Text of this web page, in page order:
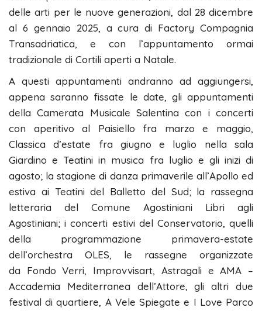
delle arti per le nuove generazioni, dal 28 dicembre
al 6 gennaio 2025, a cura di Factory Compagnia
Transadriatica, e con l’appuntamento ormai
tradizionale di Cortili aperti a Natale.
A questi appuntamenti andranno ad aggiungersi,
appena saranno fissate le date, gli appuntamenti
della Camerata Musicale Salentina con i concerti
con aperitivo al Paisiello fra marzo e maggio,
Classica d’estate fra giugno e luglio nella sala
Giardino e Teatini in musica fra luglio e gli inizi di
agosto; la stagione di danza primaverile all’Apollo ed
estiva ai Teatini del Balletto del Sud; la rassegna
letteraria del Comune Agostiniani Libri agli
Agostiniani; i concerti estivi del Conservatorio, quelli
della programmazione primavera-estate
dell’orchestra OLES, le rassegne organizzate
da Fondo Verri, Improvvisart, Astragali e AMA –
Accademia Mediterranea dell’Attore, gli altri due
festival di quartiere, A Vele Spiegate e I Love Parco